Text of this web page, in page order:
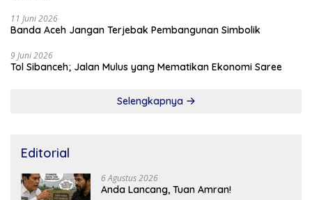
11 Juni 2026
Banda Aceh Jangan Terjebak Pembangunan Simbolik
9 Juni 2026
Tol Sibanceh; Jalan Mulus yang Mematikan Ekonomi Saree
Selengkapnya
Editorial
6 Agustus 2026
Anda Lancang, Tuan Amran!